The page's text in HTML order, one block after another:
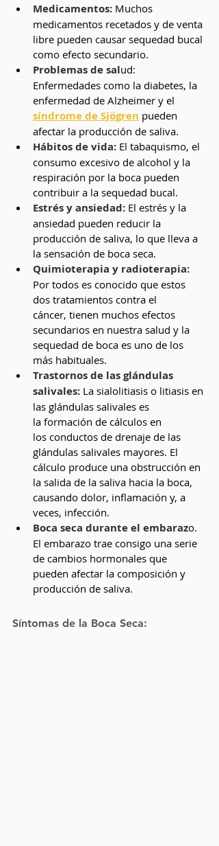
Medicamentos: Muchos
medicamentos recetados y de venta
libre pueden causar sequedad bucal
como efecto secundario.
Problemas de salud:
Enfermedades como la diabetes, la
enfermedad de Alzheimer y el
síndrome de Sjögren pueden
afectar la producción de saliva.
Hábitos de vida: El tabaquismo, el
consumo excesivo de alcohol y la
respiración por la boca pueden
contribuir a la sequedad bucal.
Estrés y ansiedad: El estrés y la
ansiedad pueden reducir la
producción de saliva, lo que lleva a
la sensación de boca seca.
Quimioterapia y radioterapia:
Por todos es conocido que estos
dos tratamientos contra el
cáncer, tienen muchos efectos
secundarios en nuestra salud y la
sequedad de boca es uno de los
más habituales.
Trastornos de las glándulas
salivales: La sialolitiasis o litiasis en
las glándulas salivales es
la formación de cálculos en
los conductos de drenaje de las
glándulas salivales mayores. El
cálculo produce una obstrucción en
la salida de la saliva hacia la boca,
causando dolor, inflamación y, a
veces, infección.
Boca seca durante el embarazo.
El embarazo trae consigo una serie
de cambios hormonales que
pueden afectar la composición y
producción de saliva.
Síntomas de la Boca Seca: